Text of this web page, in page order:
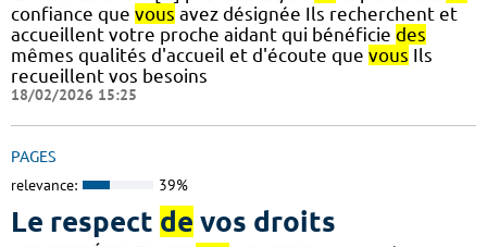
confiance que vous avez désignée Ils recherchent et
accueillent votre proche aidant qui bénéficie des
mêmes qualités d'accueil et d'écoute que vous Ils
recueillent vos besoins
18/02/2026 15:25
PAGES
relevance: 39%
Le respect de vos droits